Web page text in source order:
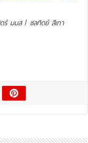
ตร์ มมส/ ชลทิตย์ สีเทา